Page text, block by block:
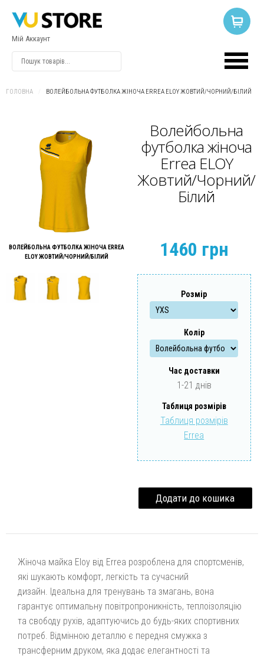
Мій Аккаунт
ГОЛОВНА ВОЛЕЙБОЛЬНА ФУТБОЛКА ЖІНОЧА ERREA ELOY ЖОВТИЙ/ЧОРНИЙ/БІЛИЙ
ВОЛЕЙБОЛЬНА ФУТБОЛКА ЖІНОЧА ERREA
ELOY ЖОВТИЙ/ЧОРНИЙ/БІЛИЙ
Волейбольна
футболка жіноча
Errea ELOY
Жовтий/Чорний/
Білий
1460 грн
Розмір
Колір
Час доставки
1-21 днів
Таблиця розмірів
Таблиця розмірів
Errea
Жіноча майка Eloy від Errea розроблена для спортсменів,
які шукають комфорт, легкість та сучасний
дизайн. Ідеальна для тренувань та змагань, вона
гарантує оптимальну повітропроникність, теплоізоляцію
та свободу рухів, адаптуючись до будь-яких спортивних
потреб. Відмінною деталлю є передня смужка з
трансферним друком, яка додає елегантності та
ВХІД
Пароль
Запам'ятати
Забули свій пароль? Забули свій логін?